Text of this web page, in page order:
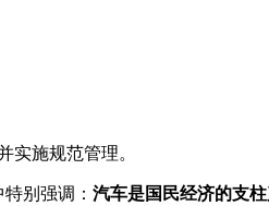
实施规范管理。
别强调： 汽车是国民经济的支